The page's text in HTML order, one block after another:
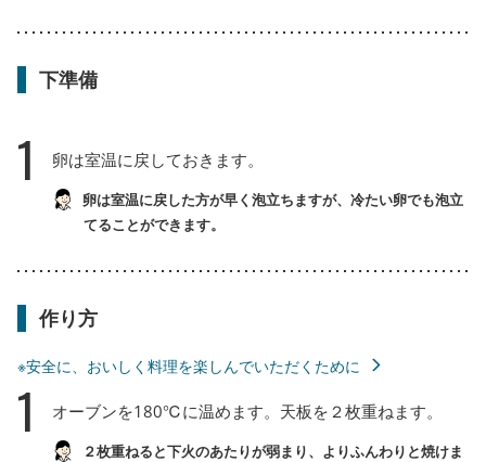
下準備
1 卵は室温に戻しておきます。
卵は室温に戻した方が早く泡立ちますが、冷たい卵でも泡立
てることができます。
作り方
※安全に、おいしく料理を楽しんでいただくために
1 オーブンを180℃に温めます。天板を２枚重ねます。
２枚重ねると下火のあたりが弱まり、よりふんわりと焼けま